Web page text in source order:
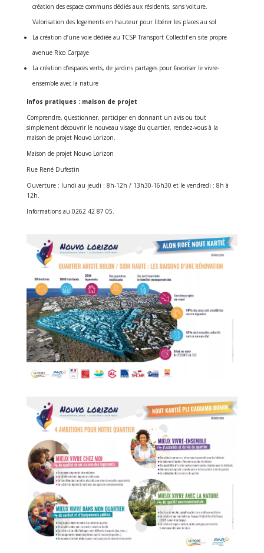
création des espace communs dédiés aux résidents, sans voiture.
Valorisation des logements en hauteur pour libérer les places au sol
La création d’une voie dédiée au TCSP Transport Collectif en site propre
avenue Rico Carpaye
La création d’espaces verts, de jardins partages pour favoriser le vivre-
ensemble avec la nature
Infos pratiques : maison de projet
Comprendre, questionner, participer en donnant un avis ou tout
simplement découvrir le nouveau visage du quartier, rendez-vous à la
maison de projet Nouvo Lorizon.
Maison de projet Nouvo Lorizon
Rue René Dufestin
Ouverture : lundi au jeudi : 8h-12h / 13h30-16h30 et le vendredi : 8h à
12h.
Informations au 0262 42 87 05.